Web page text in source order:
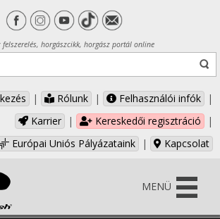
felszerelés, horgászcikk, horgász portál online
| Rólunk | Felhasználói infók
|
Karrier
| Kereskedői regisztráció
|
Európai Uniós Pályázataink
| Kapcsolat
MENÜ